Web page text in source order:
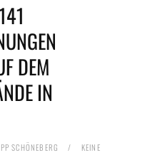
DEM
IN
SCHÖNEBERG /
KEINE